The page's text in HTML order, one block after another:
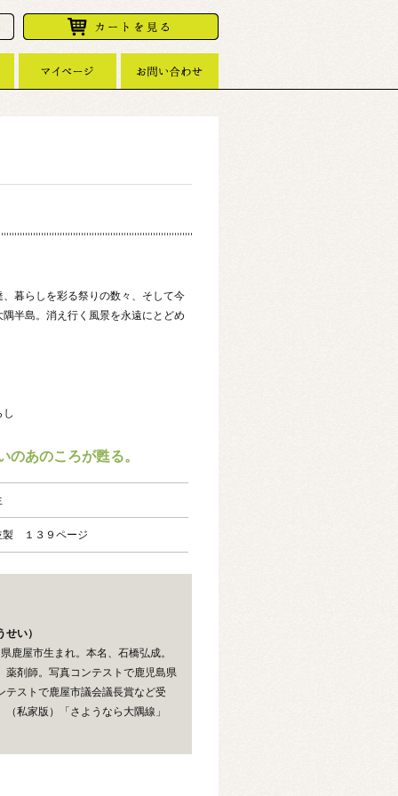
暮らしを彩る祭りの数々、そして今
半島。消え行く風景を永遠にとどめ
あのころが甦る。
製 １３９ページ
い）
鹿屋市生まれ。本名、石橋弘成。
薬剤師。写真コンテストで鹿児島県
テストで鹿屋市議会議長賞など受
私家版）「さようなら大隅線」